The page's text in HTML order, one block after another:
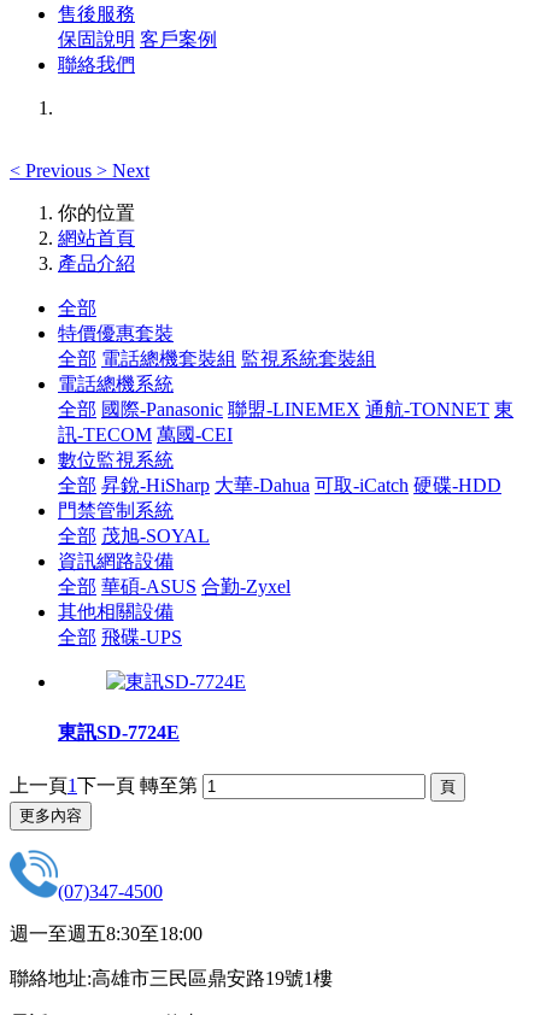
售後服務
保固說明 客戶案例
聯絡我們
< Previous > Next
你的位置
網站首頁
產品介紹
全部
特價優惠套裝
全部 電話總機套裝組 監視系統套裝組
電話總機系統
全部 國際-Panasonic 聯盟-LINEMEX 通航-TONNET 東
訊-TECOM 萬國-CEI
數位監視系統
全部 昇銳-HiSharp 大華-Dahua 可取-iCatch 硬碟-HDD
門禁管制系統
全部 茂旭-SOYAL
資訊網路設備
全部 華碩-ASUS 合勤-Zyxel
其他相關設備
全部 飛碟-UPS
東訊SD-7724E
上一頁1下一頁 轉至第
更多內容
(07)347-4500
週一至週五8:30至18:00
聯絡地址:高雄市三民區鼎安路19號1樓